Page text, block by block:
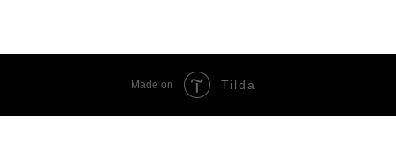
Made on Tilda